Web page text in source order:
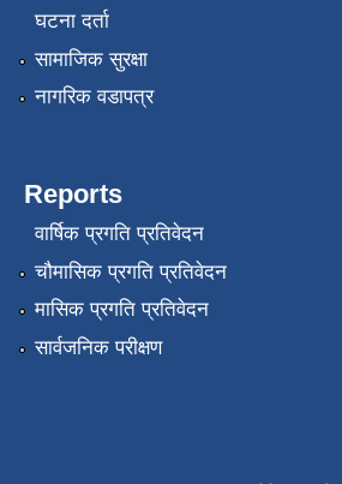
घटना दर्ता
सामाजिक सुरक्षा
नागरिक वडापत्र
Reports
वार्षिक प्रगति प्रतिवेदन
चौमासिक प्रगति प्रतिवेदन
मासिक प्रगति प्रतिवेदन
सार्वजनिक परीक्षण